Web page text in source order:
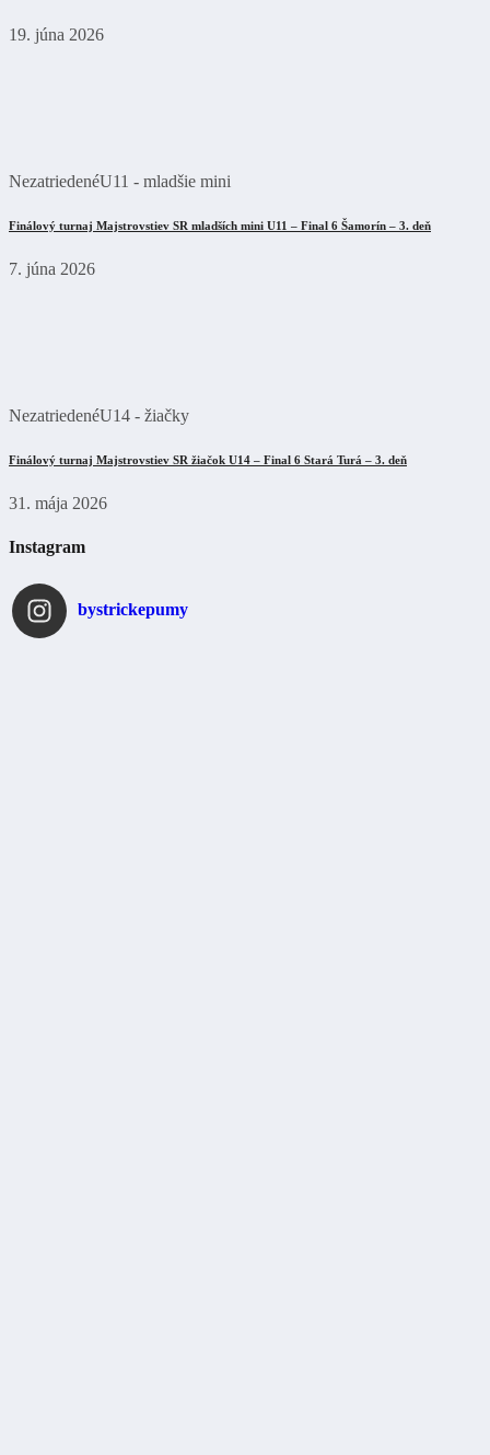
19. júna 2026
NezatriedenéU11 - mladšie mini
Finálový turnaj Majstrovstiev SR mladších mini U11 – Final 6 Šamorín – 3. deň
7. júna 2026
NezatriedenéU14 - žiačky
Finálový turnaj Majstrovstiev SR žiačok U14 – Final 6 Stará Turá – 3. deň
31. mája 2026
Instagram
bystrickepumy